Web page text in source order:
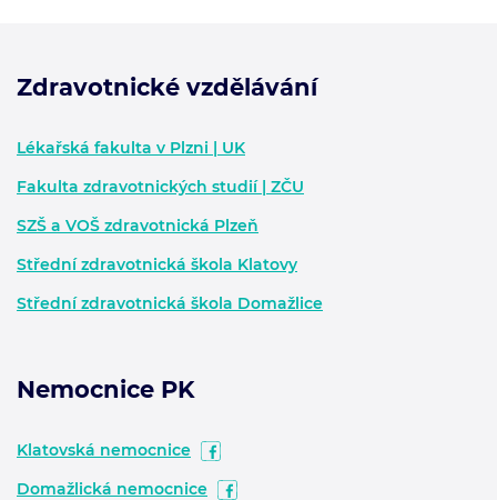
Zdravotnické vzdělávání
Lékařská fakulta v Plzni | UK
Fakulta zdravotnických studií | ZČU
SZŠ a VOŠ zdravotnická Plzeň
Střední zdravotnická škola Klatovy
Střední zdravotnická škola Domažlice
Nemocnice PK
Klatovská nemocnice
Domažlická nemocnice